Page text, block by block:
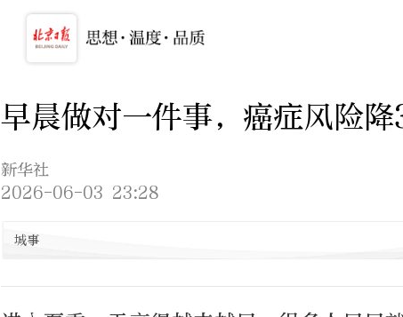
早晨做对一件事，癌症风险
新华社
2026-06-03 23:28
城事